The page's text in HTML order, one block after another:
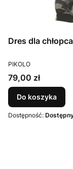
Dres dla
PRODUCENT
PIKOLO
Cena
79,00 zł
Do koszyka
Dostępność: